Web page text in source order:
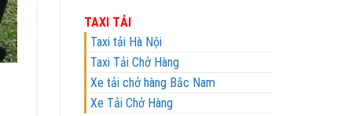
TAXI TẢI
Taxi tải Hà Nội
Taxi Tải Chở Hàng
Xe tải chở hàng Bắc Nam
Xe Tải Chở Hàng